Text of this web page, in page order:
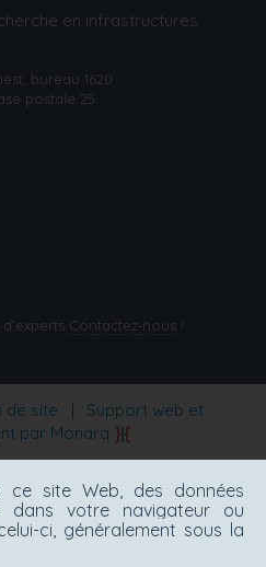
en infrastructures
bureau 1620
postale 25
Contactez‑nous !
de site |
Support web et
par Monarq
ce site Web, des données
dans votre navigateur ou
ci, généralement sous la